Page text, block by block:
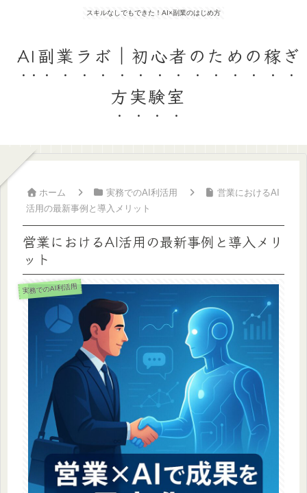
スキルなしでもできた！AI×副業のはじめ方
AI副業ラボ｜初心者のための稼ぎ
方実験室
ホーム 実務でのAI利活用
営業におけるAI
活用の最新事例と導入メリット
営業におけるAI活用の最新事例と導入メリ
ット
実務でのAI利活用